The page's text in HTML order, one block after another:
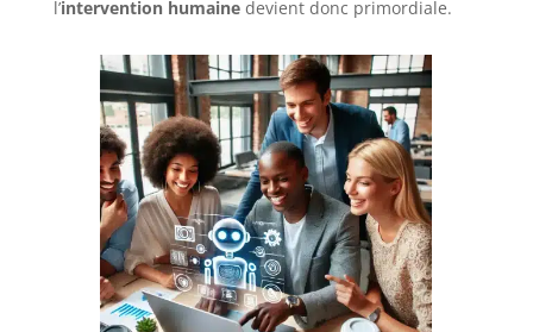
l’intervention humainedevient donc primordiale.